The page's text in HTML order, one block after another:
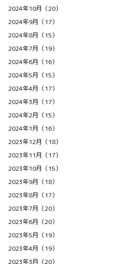
2024年10月（20）
2024年9月（17）
2024年8月（15）
2024年7月（19）
2024年6月（16）
2024年5月（15）
2024年4月（17）
2024年3月（17）
2024年2月（15）
2024年1月（16）
2023年12月（18）
2023年11月（17）
2023年10月（15）
2023年9月（18）
2023年8月（17）
2023年7月（20）
2023年6月（20）
2023年5月（19）
2023年4月（19）
2023年3月（20）